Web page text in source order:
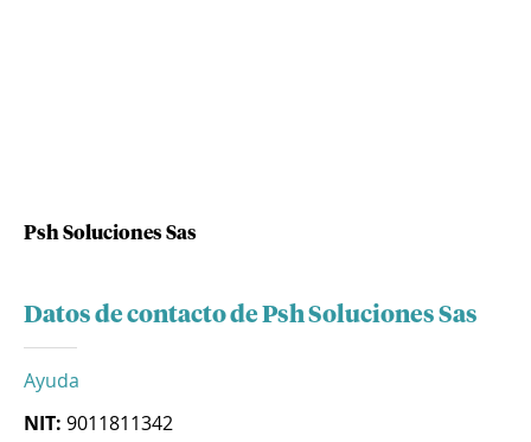
Psh Soluciones Sas
Datos de contacto de Psh Soluciones Sas
Ayuda
NIT: 9011811342